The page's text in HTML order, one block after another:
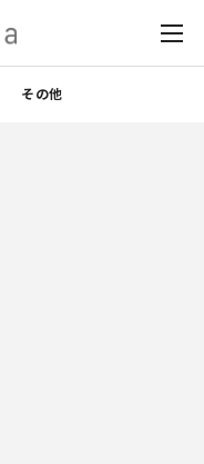
その他